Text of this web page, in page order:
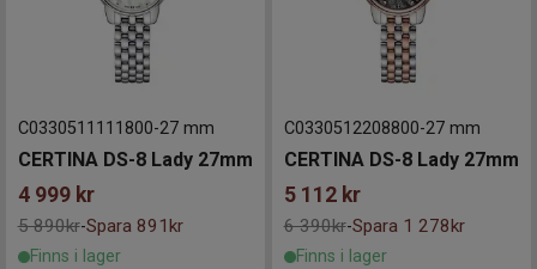
C0330511111800-27 mm
CERTINA DS-8 Lady 27mm
4 999 kr
5 890kr-Spara 891kr
Finns i lager
C0330512208800-27 mm
CERTINA DS-8 Lady 27mm
5 112 kr
6 390kr-Spara 1 278kr
Finns i lager